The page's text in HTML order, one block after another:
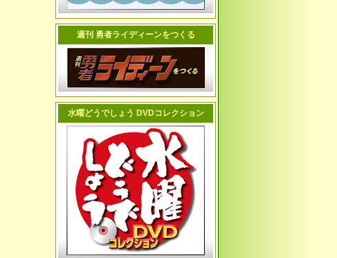
週刊 勇者ライディーンをつくる
水曜どうでしょう DVDコレクション